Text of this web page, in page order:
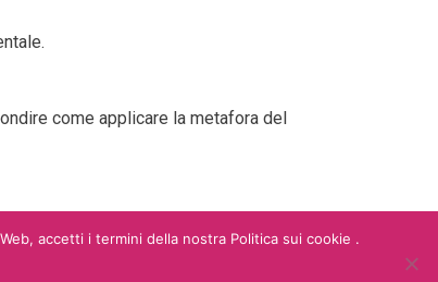
come applicare la metafora del
accetti i termini della nostra Politica sui cookie .